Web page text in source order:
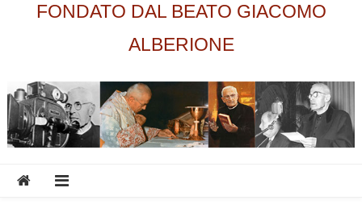
FONDATO DAL BEATO GIACOMO
ALBERIONE